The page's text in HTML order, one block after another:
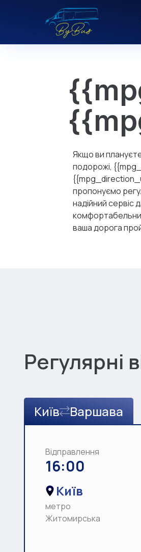
Якщо ви
подорожі,
пропонуємо
надійний сервіс
ваша дорога
Регулярні
Київ Варшава
Відправлення
16:00
Київ
метро
Житомирська